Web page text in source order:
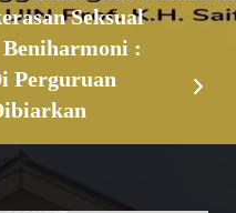
Seksual
:
Perguruan